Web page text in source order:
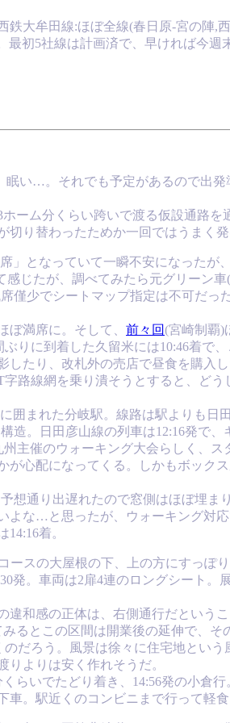
大牟田線:ほぼ全線(春日原-宮の陣,
初5社線は計画済で、早ければ今
い…。それでも予定があるので出
ーム分くらい跨いで渡る仮設通路
り替わったためか一回ではうまく
」となっていて一瞬不安になった
じたが、調べてみたら元グリーン
僅少でシートマップ指定は不可だ
満席に。そして、 前々回(宮崎制覇)
りに到着した久留米には10:46着で、
たり、改札外の売店で昼食を購入
路線網を乗り潰そうとすると、ど
囲まれた分岐駅。線路は駅よりも
。日田彦山線の列車は12:16発で
主催のウォーキング大会らしく、
心配になってくる。しかもボック
想通り出遅れたので窓側はほぼ埋
な…と思ったが、ウォーキング対
着。
スの大屋根の下、上の方にすっぽ
発。車両は2扉4連のロングシート
和感の正体は、右側通行だという
るとこの区間は開業後の延伸で、
だろう。風景は徐々に住宅地とい
よりは安く作れそうだ。
らいでたどり着き、14:56発の小倉
。駅近くのコンビニまで行って軽